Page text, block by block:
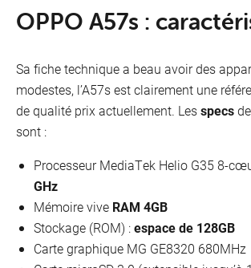
OPPO A57s :
Sa fiche technique a beau avoir des
modestes, l’A57s est clairement une
de qualité prix actuellement. Lesspecs
sont :
Processeur MediaTek Helio G35 8-
GHz
Mémoire vive RAM 4GB
Stockage (ROM) :espace de 128GB
Carte graphique MG GE8320 680MHz